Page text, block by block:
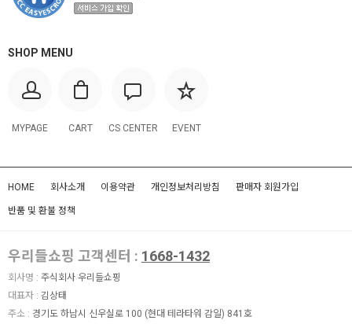
SHOP MENU
MYPAGE CART CS CENTER EVENT
HOME 회사소개 이용약관 개인정보처리방침 판매자 회원가입
반품 및 환불 정책
우리들쇼핑 고객센터 : 1668-1432
회사명 : 주식회사 우리들쇼핑
대표자 : 김상태
주소 : 경기도 하남시 신우실로 100 (현대 테라타워 감일) 841호